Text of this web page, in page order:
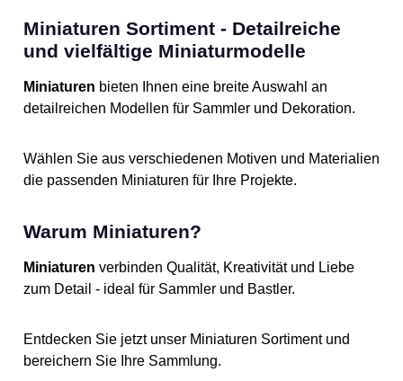
Miniaturen Sortiment - Detailreiche
und vielfältige Miniaturmodelle
Miniaturen bieten Ihnen eine breite Auswahl an
detailreichen Modellen für Sammler und Dekoration.
Wählen Sie aus verschiedenen Motiven und Materialien
die passenden Miniaturen für Ihre Projekte.
Warum Miniaturen?
Miniaturen verbinden Qualität, Kreativität und Liebe
zum Detail - ideal für Sammler und Bastler.
Entdecken Sie jetzt unser Miniaturen Sortiment und
bereichern Sie Ihre Sammlung.